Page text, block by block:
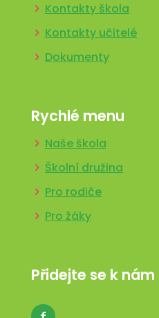
Kontakty škola
Kontakty učitelé
Dokumenty
Rychlé menu
Naše škola
Školní družina
Pro rodiče
Pro žáky
Přidejte se k nám